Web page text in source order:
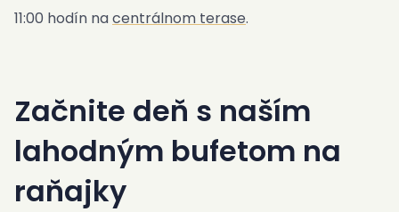
Kotolňa
Lokalita
Verejná doprava
Fotografie
11:00 hodín nacentrálnom terase.
Začnite deň s naším
lahodným bufetom na
raňajky